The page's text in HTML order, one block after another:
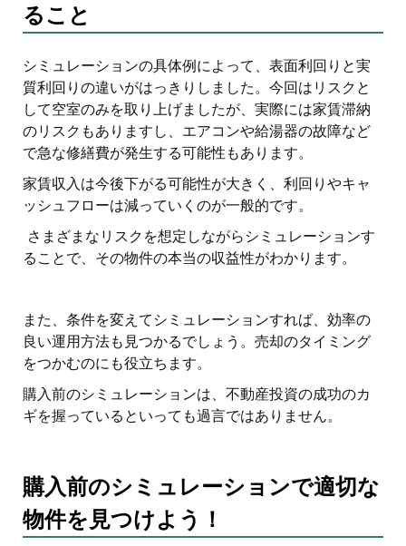
ること
シミュレーションの具体例によって、表面利回りと実
質利回りの違いがはっきりしました。今回はリスクと
して空室のみを取り上げましたが、実際には家賃滞納
のリスクもありますし、エアコンや給湯器の故障など
で急な修繕費が発生する可能性もあります。
家賃収入は今後下がる可能性が大きく、利回りやキャ
ッシュフローは減っていくのが一般的です。
さまざまなリスクを想定しながらシミュレーションす
ることで、その物件の本当の収益性がわかります。
また、条件を変えてシミュレーションすれば、効率の
良い運用方法も見つかるでしょう。売却のタイミング
をつかむのにも役立ちます。
購入前のシミュレーションは、不動産投資の成功のカ
ギを握っているといっても過言ではありません。
購入前のシミュレーションで適切な
物件を見つけよう！